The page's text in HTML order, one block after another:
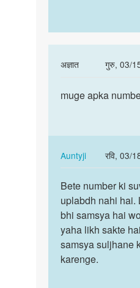
अज्ञात
गुरु, 03/
In
to
Hum
apki
kya
by
Auntyji
muge
chaiya
muge apka
Auntyji
रवि, 03/
In
reply
to
muge
apka
number
chaiya
by
Bete
number
ki
suvidha
toh…
Bete number ki
uplabdh nahi hai.
bhi samsya hai
yaha likh sakte
samsya suljhane
karenge.